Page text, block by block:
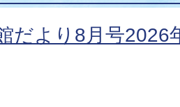
だより8月号2026